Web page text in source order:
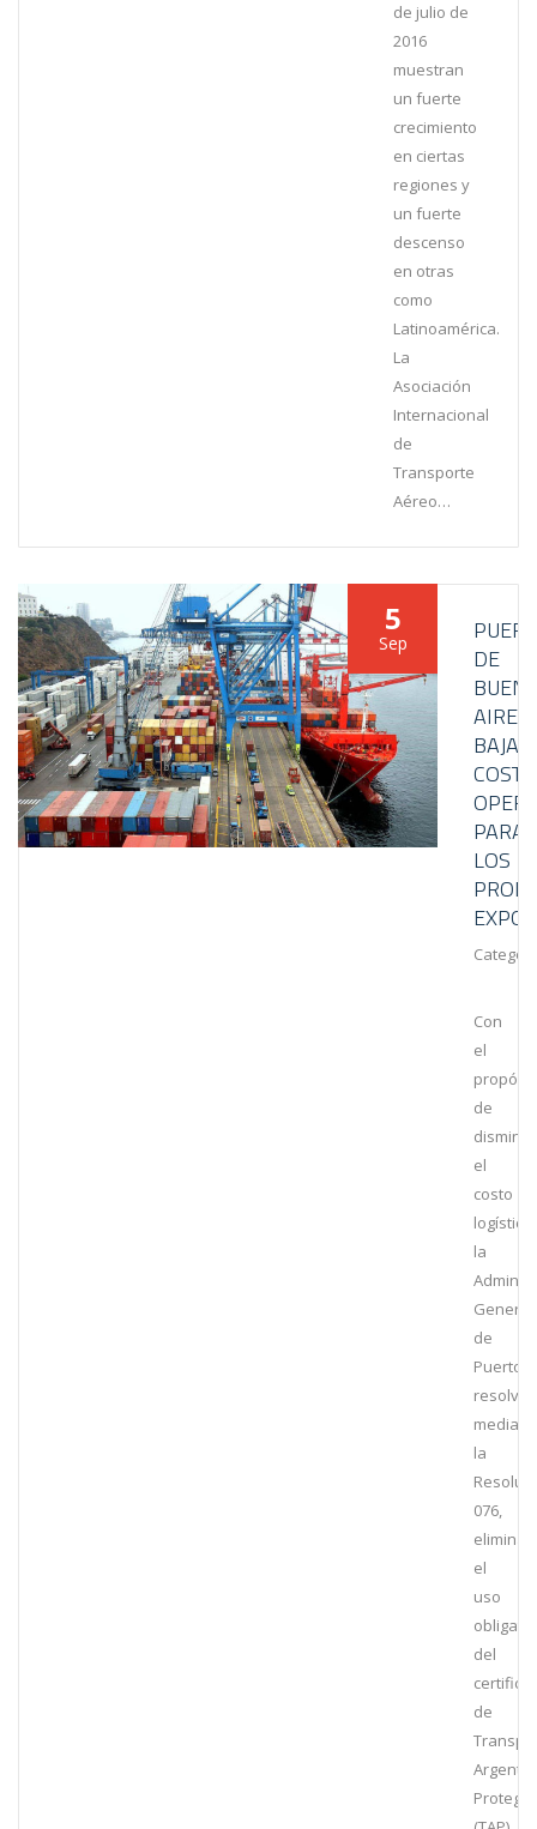
de julio de
2016
muestran
un fuerte
crecimiento
en ciertas
regiones y
un fuerte
descenso
en otras
como
Latinoamérica.
La
Asociación
Internacional
de
Transporte
Aéreo…
5
Sep
DE
AIRES
BAJA
COSTO
PARA
LOS
Con
el
de
el
costo
logístico,
la
General
de
Puertos
resolvió,
la
076,
eliminar
el
uso
del
de